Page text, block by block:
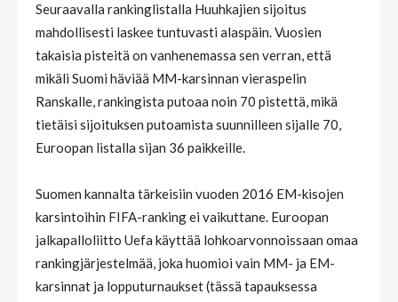
Seuraavalla rankinglistalla Huuhkajien sijoitus
mahdollisesti laskee tuntuvasti alaspäin. Vuosien
takaisia pisteitä on vanhenemassa sen verran, että
mikäli Suomi häviää MM-karsinnan vieraspelin
Ranskalle, rankingista putoaa noin 70 pistettä, mikä
tietäisi sijoituksen putoamista suunnilleen sijalle 70,
Euroopan listalla sijan 36 paikkeille.
Suomen kannalta tärkeisiin vuoden 2016 EM-kisojen
karsintoihin FIFA-ranking ei vaikuttane. Euroopan
jalkapalloliitto Uefa käyttää lohkoarvonnoissaan omaa
rankingjärjestelmää, joka huomioi vain MM- ja EM-
karsinnat ja lopputurnaukset (tässä tapauksessa